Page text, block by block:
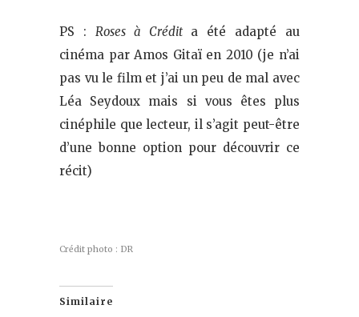
PS : Roses à Crédit a été adapté au
cinéma par Amos Gitaï en 2010 (je n’ai
pas vu le film et j’ai un peu de mal avec
Léa Seydoux mais si vous êtes plus
cinéphile que lecteur, il s’agit peut-être
d’une bonne option pour découvrir ce
récit)
Crédit photo : DR
Similaire